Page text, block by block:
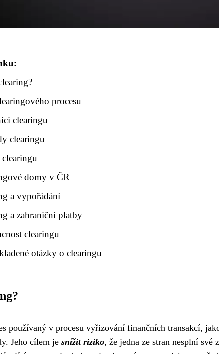
procesu
clearingu
clearingu
domy v ČR
a vypořádání
a zahraniční platby
clearingu
otázky o clearingu
používaný v procesu vyřizování finančních transakcí,
Jeho cílem je snížit riziko, že jedna ze stran nesplní